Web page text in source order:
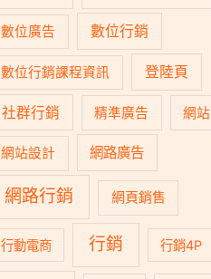
數位廣告 數位行銷
數位行銷課程資訊 登陸頁
社群行銷 精準廣告 網站
網站設計 網路廣告
網路行銷 網頁銷售
行動電商 行銷 行銷4P